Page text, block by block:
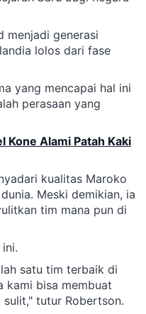
menjadi generasi
lolos dari fase
yang mencapai hal ini
perasaan yang
Kone Alami Patah Kaki
kualitas Maroko
Meski demikian, ia
tim mana pun di
satu tim terbaik di
kami bisa membuat
tutur Robertson.